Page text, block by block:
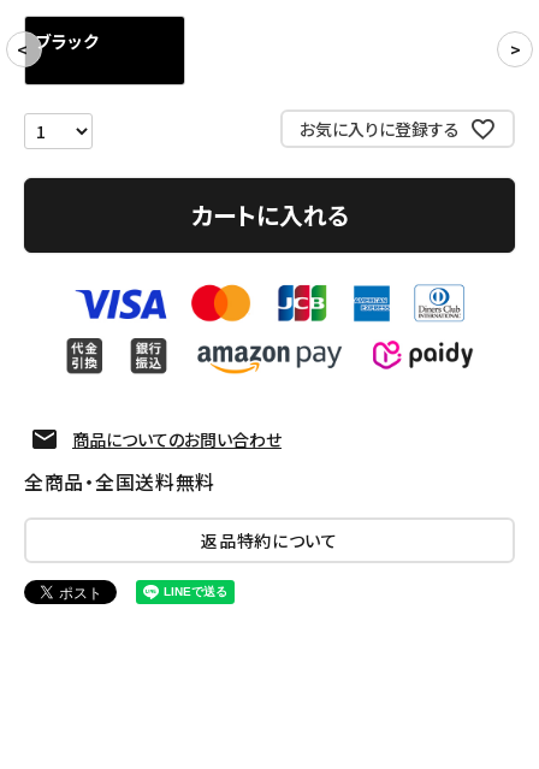
CONTENTS
ACCOUNT MENU
Follow us
ブラック
お気に入りに登録する
カートに入れる
商品についてのお問い合わせ
全商品・全国送料無料
返品特約について